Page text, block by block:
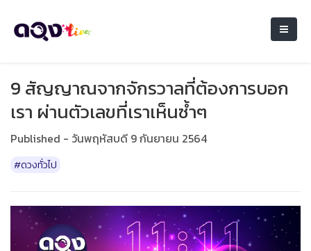
9 สัญญาณจากจักรวาลที่ต้องการบอก
เรา ผ่านตัวเลขที่เราเห็นซ้ำๆ
Published - วันพฤหัสบดี 9 กันยายน 2564
#ดวงทั่วไป